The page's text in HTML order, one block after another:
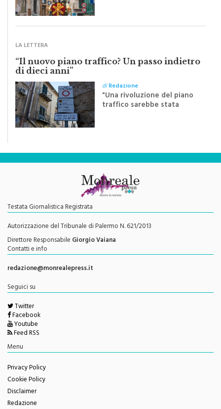
“Il nuovo piano traffico? Un passo indietro
di dieci anni”
"Una rivoluzione del piano
traffico sarebbe stata
efficace se preceduta da
una rivoluzione culturale"
Testata Giornalistica Registrata
Autorizzazione del Tribunale di Palermo N. 621/2013
Direttore ResponsabileGiorgio Vaiana
Contatti e info
redazione@monrealepress.it
Twitter
Facebook
Youtube
Feed RSS
Menu
Privacy Policy
Cookie Policy
Disclaimer
Redazione
Change privacy settings